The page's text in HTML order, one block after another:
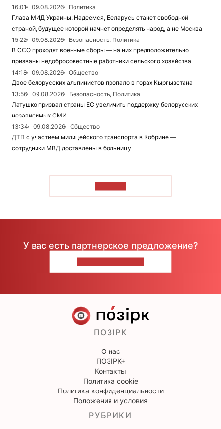
16:01
09.08.2026
Политика
Глава МИД Украины: Надеемся, Беларусь станет свободной
страной, будущее которой начнет определять народ, а не Москва
15:22
09.08.2026
Безопасность, Политика
В ССО проходят военные сборы — на них предположительно
призваны недобросовестные работники сельского хозяйства
14:18
09.08.2026
Общество
Двое белорусских альпинистов пропало в горах Кыргызстана
13:56
09.08.2026
Безопасность, Политика
Латушко призвал страны ЕС увеличить поддержку белорусских
независимых СМИ
13:34
09.08.2026
Общество
ДТП с участием милицейского транспорта в Кобрине —
сотрудники МВД доставлены в больницу
У вас есть партнерское предложение?
ПОЗІРК
О нас
ПОЗІРК+
Контакты
Политика cookie
Политика конфиденциальности
Положения и условия
РУБРИКИ